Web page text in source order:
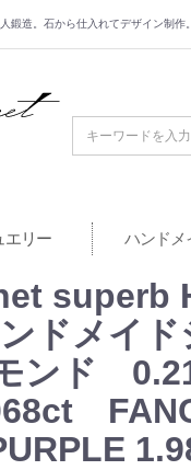
鍛造。石から仕入れてデザイン制作
公式サ
エリー ハンドメ
superb
ドメイド
ンド